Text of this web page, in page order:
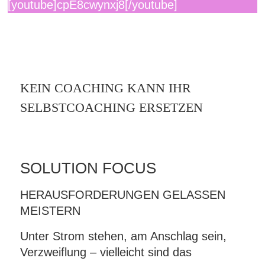
[youtube]cpE8cwynxj8[/youtube]
KEIN COACHING KANN IHR
SELBSTCOACHING ERSETZEN
SOLUTION FOCUS
HERAUSFORDERUNGEN GELASSEN
MEISTERN
Unter Strom stehen, am Anschlag sein,
Verzweiflung – vielleicht sind das